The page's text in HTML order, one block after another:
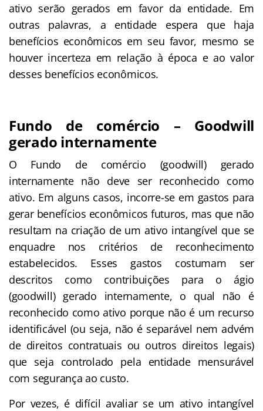
ativo serão gerados em favor da entidade. Em
outras palavras, a entidade espera que haja
benefícios econômicos em seu favor, mesmo se
houver incerteza em relação à época e ao valor
desses benefícios econômicos.
Fundo de comércio – Goodwill
gerado internamente
O Fundo de comércio (goodwill) gerado
internamente não deve ser reconhecido como
ativo. Em alguns casos, incorre-se em gastos para
gerar benefícios econômicos futuros, mas que não
resultam na criação de um ativo intangível que se
enquadre nos critérios de reconhecimento
estabelecidos. Esses gastos costumam ser
descritos como contribuições para o ágio
(goodwill) gerado internamente, o qual não é
reconhecido como ativo porque não é um recurso
identificável (ou seja, não é separável nem advém
de direitos contratuais ou outros direitos legais)
que seja controlado pela entidade mensurável
com segurança ao custo.
Por vezes, é difícil avaliar se um ativo intangível